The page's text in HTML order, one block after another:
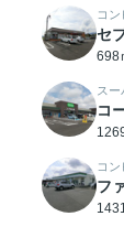
コ
セ
698
スー
コ
コ
フ